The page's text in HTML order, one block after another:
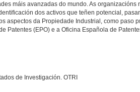
máis avanzadas do mundo. As
dos activos que teñen potencial,
aspectos da Propiedade Industrial, como paso
Patentes (EPO) e a Oficina Española de
de Investigación. OTRI